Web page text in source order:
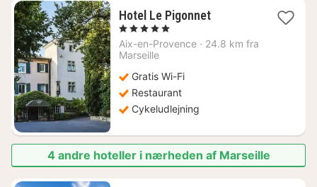
Hotel Le Pigonnet1
fra
, 5 Stjerner
Aix-en-Provence · 24.8 km fra
Marseille
Gratis Wi-Fi
Restaurant
Cykeludlejning
4 andre hoteller i nærheden af Marseille